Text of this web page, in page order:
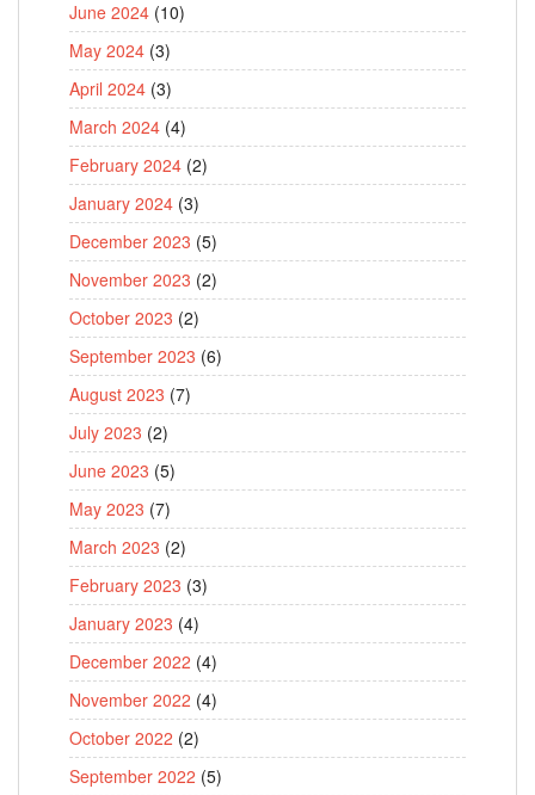
June 2024 (10)
May 2024 (3)
April 2024 (3)
March 2024 (4)
February 2024 (2)
January 2024 (3)
December 2023 (5)
November 2023 (2)
October 2023 (2)
September 2023 (6)
August 2023 (7)
July 2023 (2)
June 2023 (5)
May 2023 (7)
March 2023 (2)
February 2023 (3)
January 2023 (4)
December 2022 (4)
November 2022 (4)
October 2022 (2)
September 2022 (5)